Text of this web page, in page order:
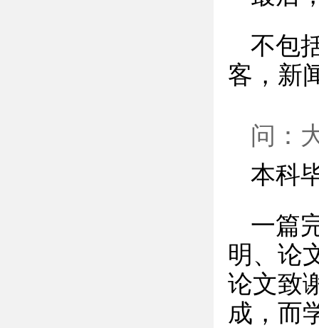
不包
客，新
问：
本科
一篇
明、论
论文致
成，而